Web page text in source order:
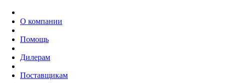
О компании
Помощь
Дилерам
Поставщикам